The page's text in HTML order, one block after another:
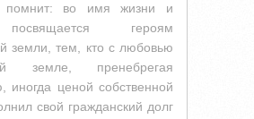
помнит: во имя жизни и
героям
земли, тем, кто с любовью
земле, пренебрегая
иногда ценой собственной
свой гражданский долг